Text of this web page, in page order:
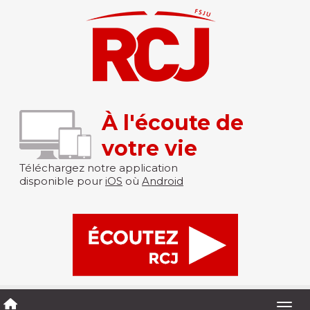
À l'écoute de
votre vie
Téléchargez notre application
disponible pour iOS où Android